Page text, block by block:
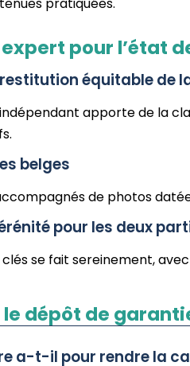
pour l’état
équitable de
apporte de la
belges
de photos
pour les deux
se fait sereinement,
dépôt de
a-t-il pour rendre la